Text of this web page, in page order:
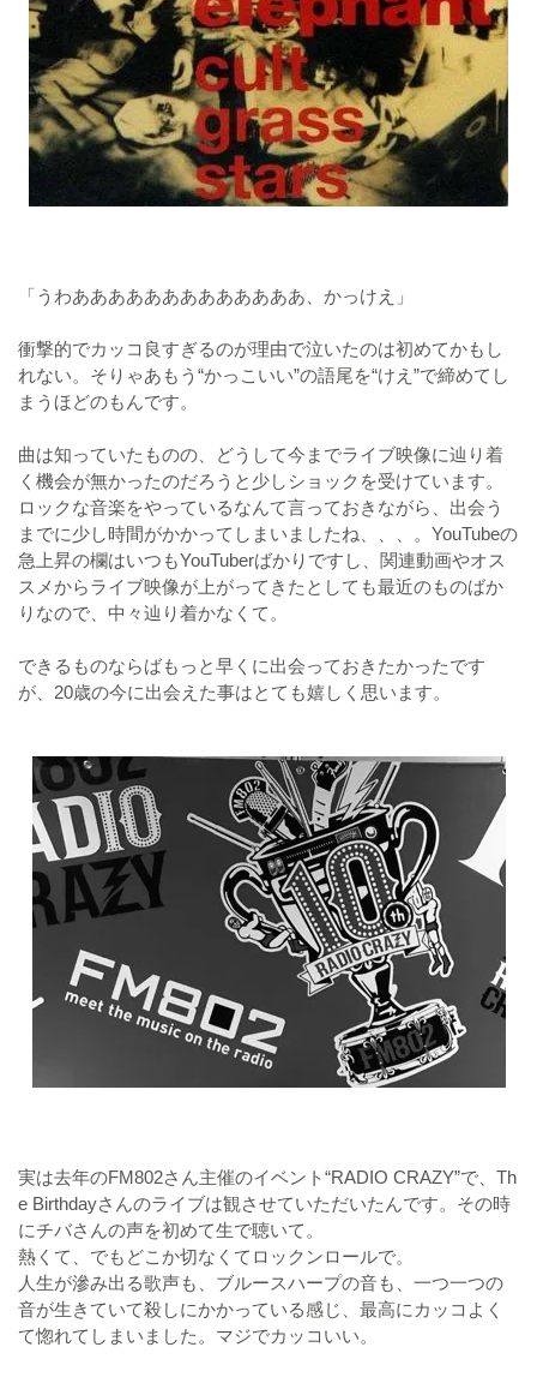
「うわあああああああああああああ、かっけえ」
衝撃的でカッコ良すぎるのが理由で泣いたのは初めてかもし
れない。そりゃあもう“かっこいい”の語尾を“けえ”で締めてし
まうほどのもんです。
曲は知っていたものの、どうして今までライブ映像に辿り着
く機会が無かったのだろうと少しショックを受けています。
ロックな音楽をやっているなんて言っておきながら、出会う
までに少し時間がかかってしまいましたね、、、。YouTubeの
急上昇の欄はいつもYouTuberばかりですし、関連動画やオス
スメからライブ映像が上がってきたとしても最近のものばか
りなので、中々辿り着かなくて。
できるものならばもっと早くに出会っておきたかったです
が、20歳の今に出会えた事はとても嬉しく思います。
実は去年のFM802さん主催のイベント“RADIO CRAZY”で、Th
e Birthdayさんのライブは観させていただいたんです。その時
にチバさんの声を初めて生で聴いて。
熱くて、でもどこか切なくてロックンロールで。
人生が滲み出る歌声も、ブルースハープの音も、一つ一つの
音が生きていて殺しにかかっている感じ、最高にカッコよく
て惚れてしまいました。マジでカッコいい。